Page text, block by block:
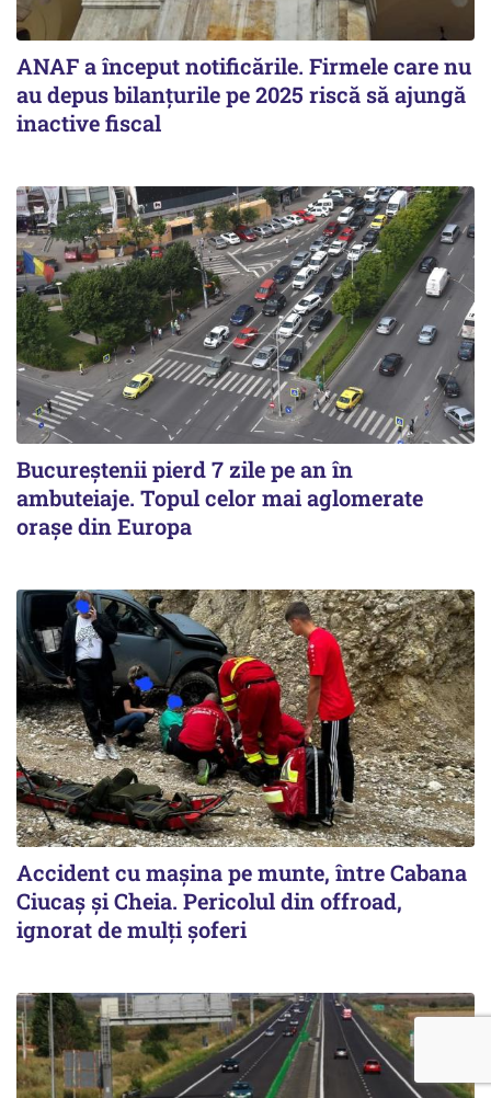
ANAF a început notificările. Firmele care nu
au depus bilanțurile pe 2025 riscă să ajungă
inactive fiscal
Bucureștenii pierd 7 zile pe an în
ambuteiaje. Topul celor mai aglomerate
orașe din Europa
Accident cu maşina pe munte, între Cabana
Ciucaş şi Cheia. Pericolul din offroad,
ignorat de mulţi şoferi